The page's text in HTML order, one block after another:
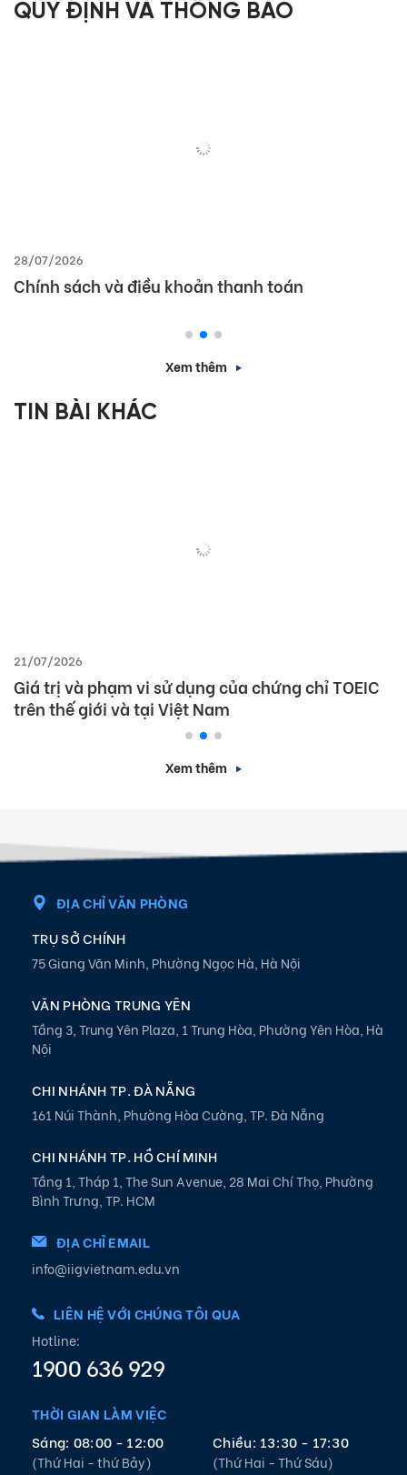
QUY ĐỊNH VÀ THÔNG BÁO
28/07/2026
Chính sách và điều khoản thanh toán
Xem thêm
TIN BÀI KHÁC
21/07/2026
Giá trị và phạm vi sử dụng của chứng chỉ TOEIC
trên thế giới và tại Việt Nam
Xem thêm
ĐỊA CHỈ VĂN PHÒNG
TRỤ SỞ CHÍNH
75 Giang Văn Minh, Phường Ngọc Hà, Hà Nội
VĂN PHÒNG TRUNG YÊN
Tầng 3, Trung Yên Plaza, 1 Trung Hòa, Phường Yên Hòa, Hà
Nội
CHI NHÁNH TP. ĐÀ NẴNG
161 Núi Thành, Phường Hòa Cường, TP. Đà Nẵng
CHI NHÁNH TP. HỒ CHÍ MINH
Tầng 1, Tháp 1, The Sun Avenue, 28 Mai Chí Thọ, Phường
Bình Trưng, TP. HCM
ĐỊA CHỈ EMAIL
info@iigvietnam.edu.vn
LIÊN HỆ VỚI CHÚNG TÔI QUA
Hotline:
1900 636 929
THỜI GIAN LÀM VIỆC
Sáng: 08:00 - 12:00
(Thứ Hai - thứ Bảy)
Chiều: 13:30 - 17:30
(Thứ Hai - Thứ Sáu)